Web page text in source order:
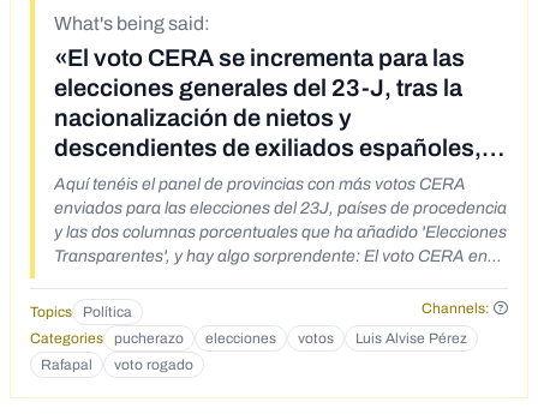
What's being said:
«El voto CERA se incrementa para las
elecciones generales del 23-J, tras la
nacionalización de nietos y
descendientes de exiliados españoles,
permitiendo pucherazo»
Aquí tenéis el panel de provincias con más votos CERA
enviados para las elecciones del 23J, países de procedencia
y las dos columnas porcentuales que ha añadido 'Elecciones
Transparentes', y hay algo sorprendente: El voto CERA en
propio 10N de 2019, y pasa de votos emitidos de 48.047 en
el 10N 2019, a 337.205 para este 23J. Estamos hablando de
un porcentaje de incremento de casi el 700%. Madrid no es
el único caso; vemos ratios similares en Barcelona y
Valencia. Y si nos fijamos en los países de procedencia de
Topics Política
Channels:
Categories
pucherazo elecciones votos
Luis Alvise Pérez
Rafapal
voto rogado